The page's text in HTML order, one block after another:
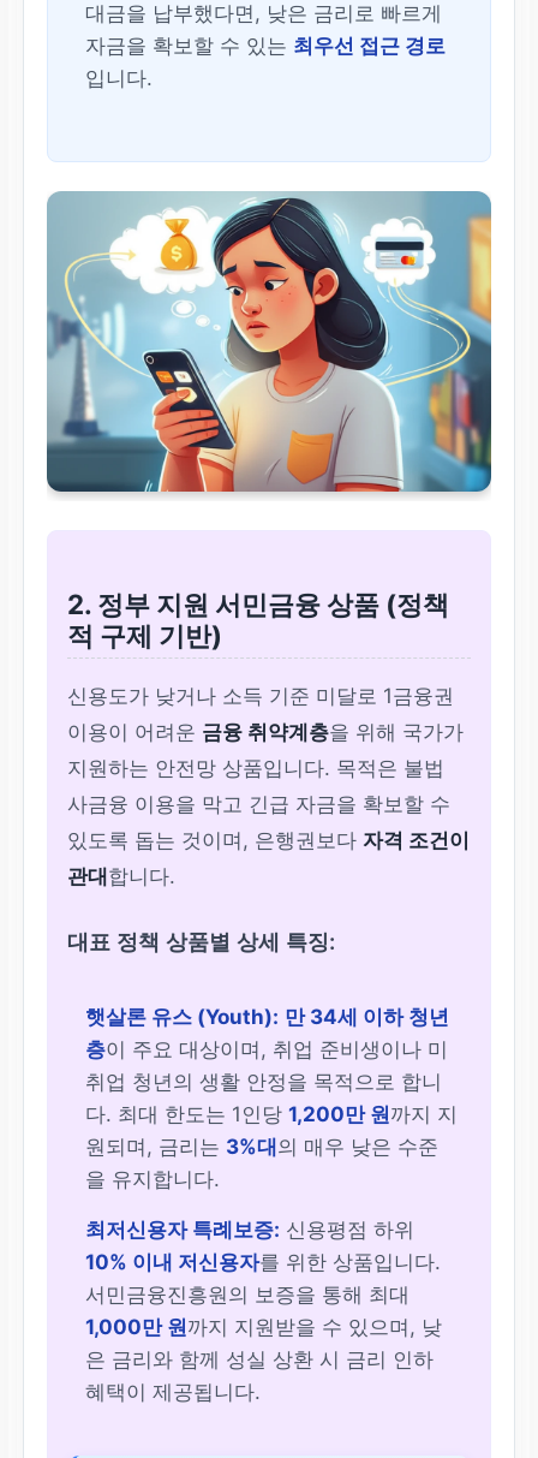
대금을 납부했다면, 낮은 금리로 빠르게
자금을 확보할 수 있는 최우선 접근 경로
입니다.
2. 정부 지원 서민금융 상품 (정책
적 구제 기반)
신용도가 낮거나 소득 기준 미달로 1금융권
이용이 어려운 금융 취약계층을 위해 국가가
지원하는 안전망 상품입니다. 목적은 불법
사금융 이용을 막고 긴급 자금을 확보할 수
있도록 돕는 것이며, 은행권보다 자격 조건이
관대 합니다.
대표 정책 상품별 상세 특징:
햇살론 유스 (Youth): 만 34세 이하 청년
층이 주요 대상이며, 취업 준비생이나 미
취업 청년의 생활 안정을 목적으로 합니
다. 최대 한도는 1인당1,200만 원까지 지
원되며, 금리는 3%대 의 매우 낮은 수준
을 유지합니다.
최저신용자 특례보증: 신용평점 하위
10% 이내 저신용자를 위한 상품입니다.
서민금융진흥원의 보증을 통해 최대
1,000만 원까지 지원받을 수 있으며, 낮
은 금리와 함께 성실 상환 시 금리 인하
혜택이 제공됩니다.